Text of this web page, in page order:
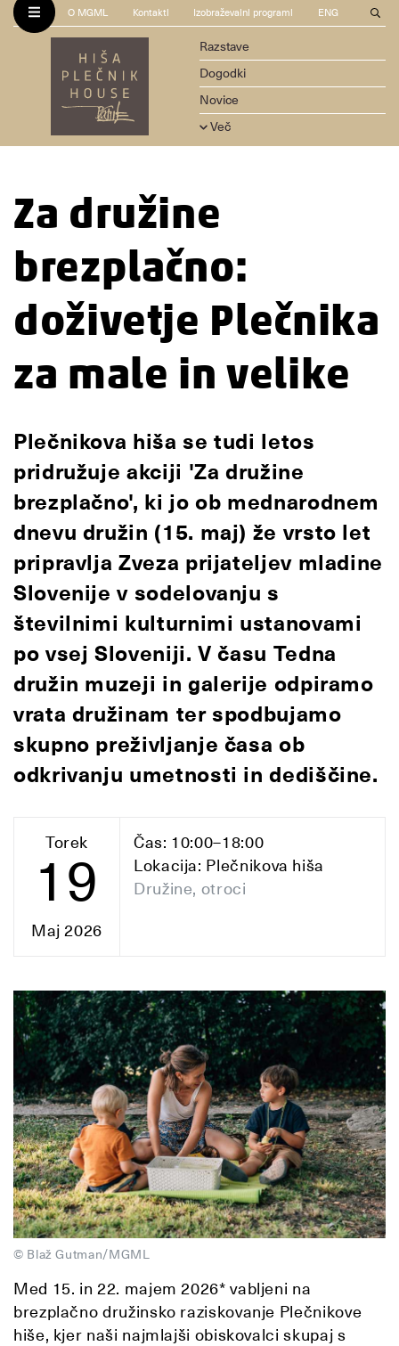
O MGML Kontakti Izobraževalni programi ENG
Razstave
Dogodki
Novice
Več
Za družine
brezplačno:
doživetje Plečnika
za male in velike
Plečnikova hiša se tudi letos
pridružuje akciji 'Za družine
brezplačno', ki jo ob mednarodnem
dnevu družin (15. maj) že vrsto let
pripravlja Zveza prijateljev mladine
Slovenije v sodelovanju s
številnimi kulturnimi ustanovami
po vsej Sloveniji. V času Tedna
družin muzeji in galerije odpiramo
vrata družinam ter spodbujamo
skupno preživljanje časa ob
odkrivanju umetnosti in dediščine.
Torek
19
Maj 2026
Čas: 10:00–18:00
Lokacija: Plečnikova hiša
Družine, otroci
© Blaž Gutman/MGML
Med 15. in 22. majem 2026* vabljeni na
brezplačno družinsko raziskovanje Plečnikove
hiše, kjer naši najmlajši obiskovalci skupaj s